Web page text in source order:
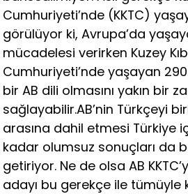
Cumhuriyeti’nde (KKTC)
görülüyor ki, Avrupa’da
mücadelesi verirken Kuzey
Cumhuriyeti’nde yaşayan
bir AB dili olmasını yakın bir
sağlayabilir.AB’nin Türkçeyi
arasına dahil etmesi Türkiye
kadar olumsuz sonuçları da
getiriyor. Ne de olsa AB
adayı bu gerekçe ile tümüyle